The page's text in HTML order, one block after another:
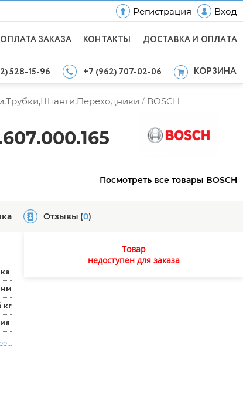
Регистрация Вход
ОПЛАТА ЗАКАЗА КОНТАКТЫ ДОСТАВКА И ОПЛАТА
528-15-96 +7 (962) 707-02-06 КОРЗИНА
/ BOSCH
Посмотреть все товары BOSCH
Отзывы (0)
кг
Товар
недоступен для заказа